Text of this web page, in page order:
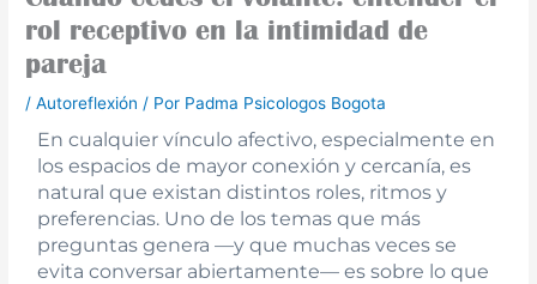
rol receptivo en la intimidad de
pareja
/Autoreflexión / Por Padma Psicologos Bogota
En cualquier vínculo afectivo, especialmente en
los espacios de mayor conexión y cercanía, es
natural que existan distintos roles, ritmos y
preferencias. Uno de los temas que más
preguntas genera —y que muchas veces se
evita conversar abiertamente— es sobre lo que